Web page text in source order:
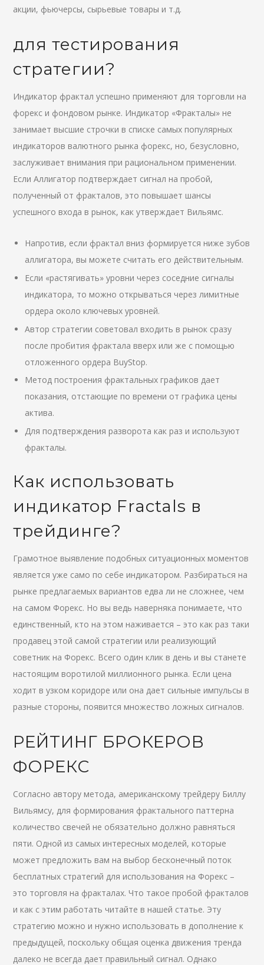
акции, фьючерсы, сырьевые товары и т.д.
для тестирования
стратегии?
Индикатор фрактал успешно применяют для торговли на
форекс и фондовом рынке. Индикатор «Фракталы» не
занимает высшие строчки в списке самых популярных
индикаторов валютного рынка форекс, но, безусловно,
заслуживает внимания при рациональном применении.
Если Аллигатор подтверждает сигнал на пробой,
полученный от фракталов, это повышает шансы
успешного входа в рынок, как утверждает Вильямс.
Напротив, если фрактал вниз формируется ниже зубов
аллигатора, вы можете считать его действительным.
Если «растягивать» уровни через соседние сигналы
индикатора, то можно открываться через лимитные
ордера около ключевых уровней.
Автор стратегии советовал входить в рынок сразу
после пробития фрактала вверх или же с помощью
отложенного ордера BuyStop.
Метод построения фрактальных графиков дает
показания, отстающие по времени от графика цены
актива.
Для подтверждения разворота как раз и используют
фракталы.
Как использовать
индикатор Fractals в
трейдинге?
Грамотное выявление подобных ситуационных моментов
является уже само по себе индикатором. Разбираться на
рынке предлагаемых вариантов едва ли не сложнее, чем
на самом Форекс. Но вы ведь наверняка понимаете, что
единственный, кто на этом наживается – это как раз таки
продавец этой самой стратегии или реализующий
советник на Форекс. Всего один клик в день и вы станете
настоящим воротилой миллионного рынка. Если цена
ходит в узком коридоре или она дает сильные импульсы в
разные стороны, появится множество ложных сигналов.
РЕЙТИНГ БРОКЕРОВ
ФОРЕКС
Согласно автору метода, американскому трейдеру Биллу
Вильямсу, для формирования фрактального паттерна
количество свечей не обязательно должно равняться
пяти. Одной из самых интересных моделей, которые
может предложить вам на выбор бесконечный поток
бесплатных стратегий для использования на Форекс –
это торговля на фракталах. Что такое пробой фракталов
и как с этим работать читайте в нашей статье. Эту
стратегию можно и нужно использовать в дополнение к
предыдущей, поскольку общая оценка движения тренда
далеко не всегда дает правильный сигнал. Однако